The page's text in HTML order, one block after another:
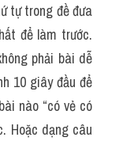
tự trong đề đưa
để làm trước.
phải bài dễ
10 giây đầu để
nào “có vẻ có
Hoặc dạng câu